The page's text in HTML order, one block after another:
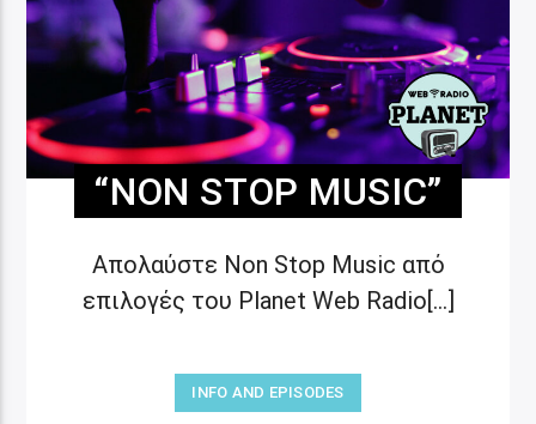
“NON STOP MUSIC”
Απολαύστε Non Stop Music από
επιλογές του Planet Web Radio[...]
INFO AND EPISODES